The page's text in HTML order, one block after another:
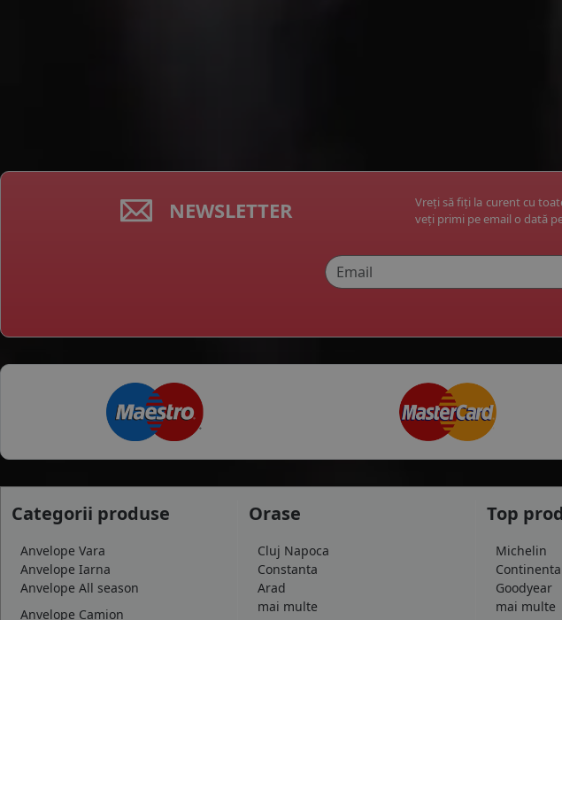
NEWSLETTER
Vreți să fiți la curent cu
veți primi pe email o dată
Categorii produse
Anvelope Vara
Anvelope Iarna
Anvelope All season
Anvelope Camion
Orase
Cluj Napoca
Constanta
Arad
mai multe
Top
Michelin
Goodyear
mai multe